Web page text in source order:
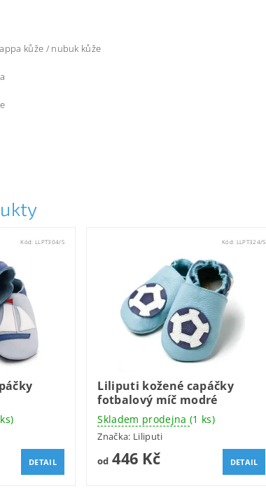
kůže / nubuk kůže
Kód:LLPT304/S
DETAIL
Kód: LLPT324/S
Liliputi kožené capáčky
fotbalový míč modré
Skladem prodejna (1 ks)
Značka: Liliputi
od446 Kč DETAIL